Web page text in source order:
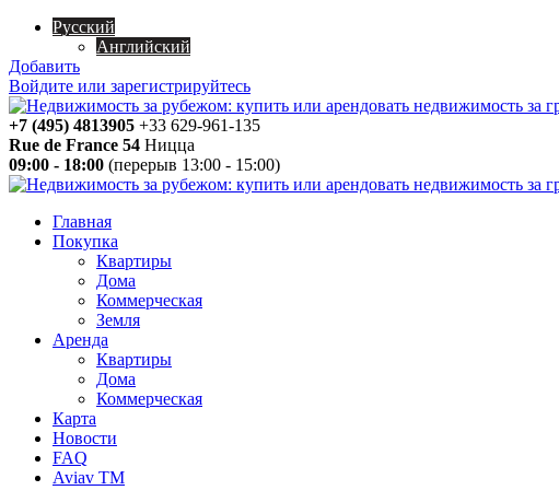
Русский
Английский
Добавить
Войдите или зарегистрируйтесь
+7 (495) 4813905 +33 629-961-135
Rue de France 54 Ницца
09:00 - 18:00 (перерыв 13:00 - 15:00)
Главная
Покупка
Квартиры
Дома
Коммерческая
Земля
Аренда
Квартиры
Дома
Коммерческая
Карта
Новости
FAQ
Aviav TM